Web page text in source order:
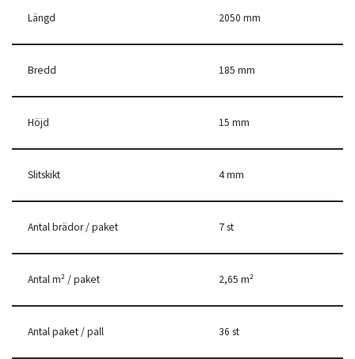
Längd 2050 mm
Bredd 185 mm
Höjd 15 mm
Slitskikt 4 mm
Antal brädor / paket 7 st
Antal m² / paket 2,65 m²
Antal paket / pall 36 st